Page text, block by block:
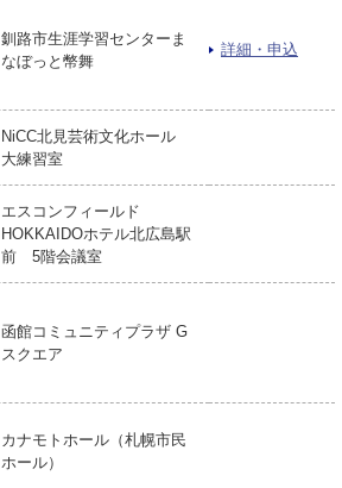
釧路市生涯学習センターま
なぼっと幣舞
詳細・申込
NiCC北見芸術文化ホール
大練習室
エスコンフィールド
HOKKAIDOホテル北広島駅
前 5階会議室
函館コミュニティプラザ G
スクエア
カナモトホール（札幌市民
ホール）